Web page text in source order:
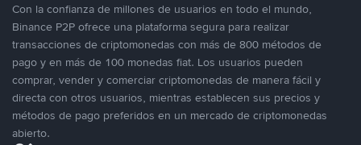
Con la confianza de millones de usuarios en todo el mundo,
Binance P2P ofrece una plataforma segura para realizar
transacciones de criptomonedas con más de 800 métodos de
pago y en más de 100 monedas fiat. Los usuarios pueden
comprar, vender y comerciar criptomonedas de manera fácil y
directa con otros usuarios, mientras establecen sus precios y
métodos de pago preferidos en un mercado de criptomonedas
abierto.